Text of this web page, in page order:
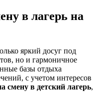
в лагерь на
яркий досуг под
но и гармоничное
базы отдыха
с учетом интересов
смену в детский лагерь,